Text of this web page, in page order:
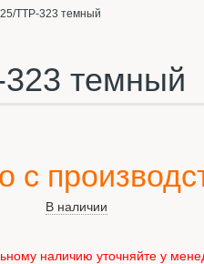
TTP-323 темный
323 темный
с
В наличии
наличию уточняйте у